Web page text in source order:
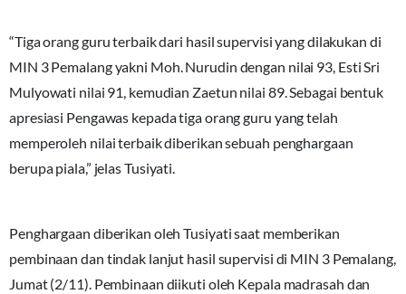
“Tiga orang guru terbaik dari hasil supervisi yang dilakukan di
MIN 3 Pemalang yakni Moh. Nurudin dengan nilai 93, Esti Sri
Mulyowati nilai 91, kemudian Zaetun nilai 89. Sebagai bentuk
apresiasi Pengawas kepada tiga orang guru yang telah
memperoleh nilai terbaik diberikan sebuah penghargaan
berupa piala,” jelas Tusiyati.
Penghargaan diberikan oleh Tusiyati saat memberikan
pembinaan dan tindak lanjut hasil supervisi di MIN 3 Pemalang,
Jumat (2/11). Pembinaan diikuti oleh Kepala madrasah dan